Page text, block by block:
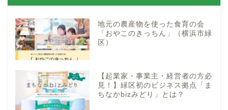
地元の農産物を使った食育の会
「おやこのきっちん」（横浜市緑
区）
【起業家・事業主・経営者の方必
見！】緑区初のビジネス拠点「ま
ちなかbizみどり」とは？